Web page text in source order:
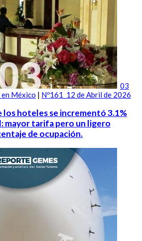
03
México | Nº161_12 de Abril de 2026
hoteles se incrementó 3.1%
mayor tarifa pero un ligero
de ocupación.